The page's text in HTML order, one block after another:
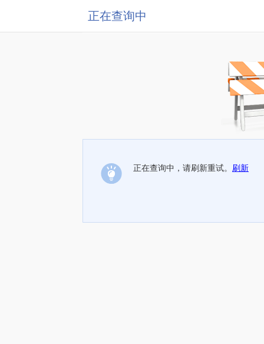
正在查询中
正在查询中，请刷新重试。 刷新